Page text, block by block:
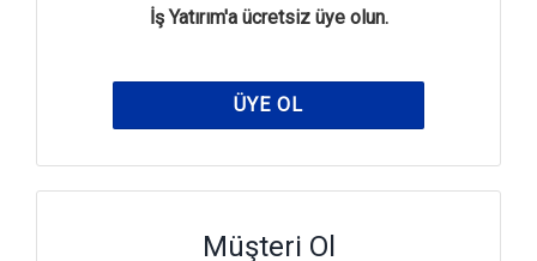
İş Yatırım'a ücretsiz üye olun.
ÜYE OL
Müşteri Ol